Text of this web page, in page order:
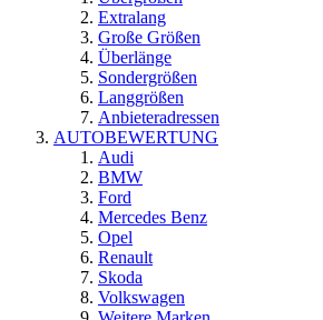
Extralang
Große Größen
Überlänge
Sondergrößen
Langgrößen
Anbieteradressen
AUTOBEWERTUNG
Audi
BMW
Ford
Mercedes Benz
Opel
Renault
Skoda
Volkswagen